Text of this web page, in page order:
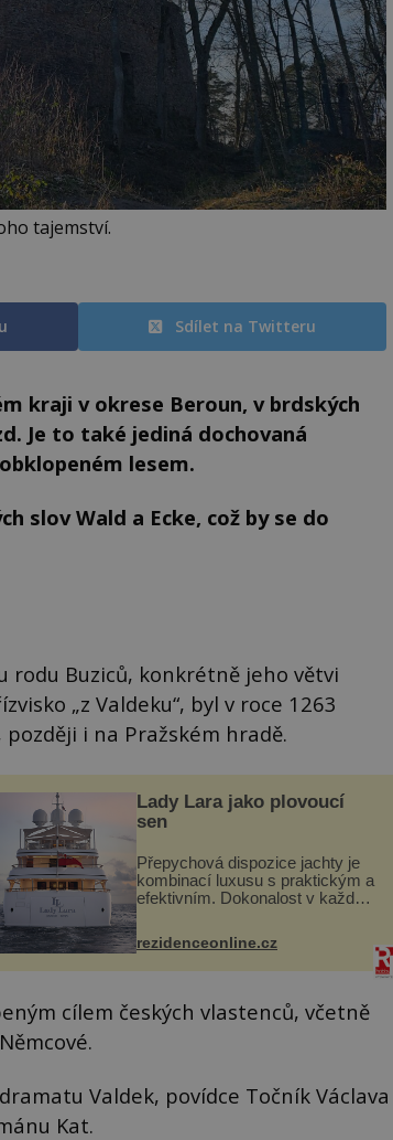
tajemství.
Sdílet na Twitteru
kraji v okrese Beroun, v brdských
Je to také jediná dochovaná
lesem.
slov Wald a Ecke, což by se do
rodu Buziců, konkrétně jeho větvi
„z Valdeku“, byl v roce 1263
i na Pražském hradě.
Lady Lara jako plovoucí
sen
Přepychová dispozice jachty je
kombinací luxusu s praktickým a
efektivním. Dokonalost v každém
Casa, kterou byly vybaveny její
paluby. Monacký přístav nabízí
každoročn...
rezidenceonline.cz
cílem českých vlastenců, včetně
Valdek, povídce Točník Václava
Kat.